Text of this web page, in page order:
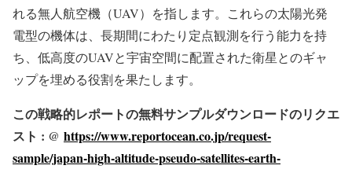
れる無人航空機（UAV）を指します。これらの太陽光発
電型の機体は、長期間にわたり定点観測を行う能力を持
ち、低高度のUAVと宇宙空間に配置された衛星とのギャ
ップを埋める役割を果たします。
この戦略的レポートの無料サンプルダウンロードのリクエ
スト : @ https://www.reportocean.co.jp/request-
sample/japan-high-altitude-pseudo-satellites-earth-